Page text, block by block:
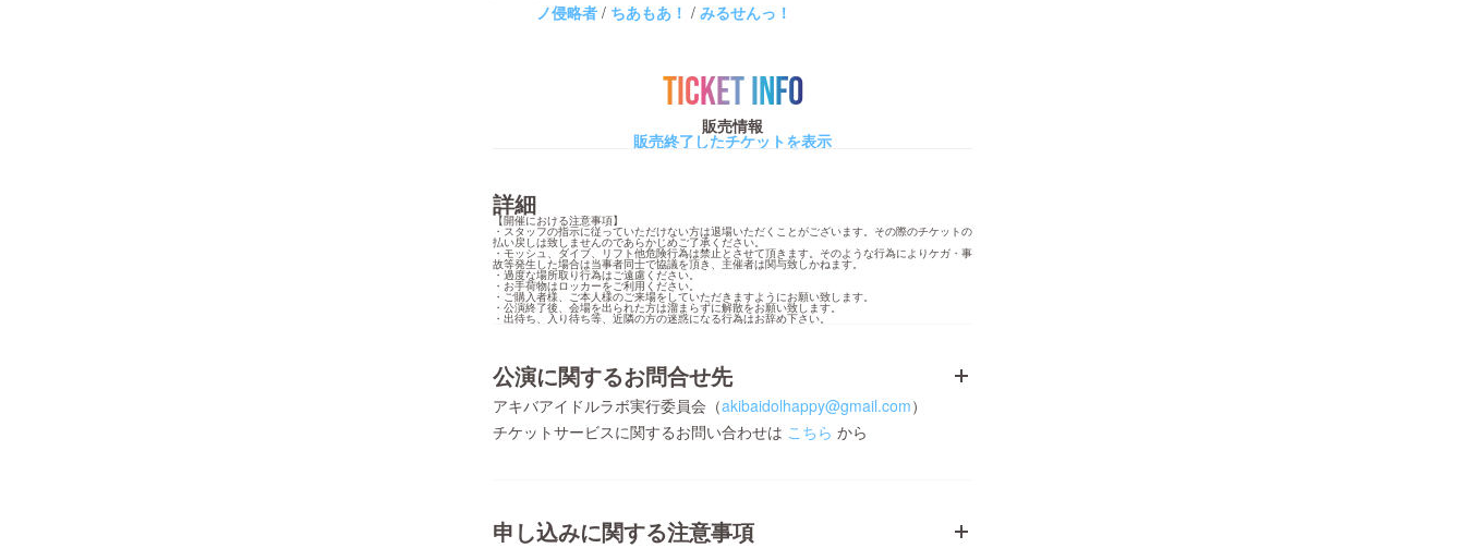
ノ侵略者 / ちあもあ！ / みるせんっ！
TICKET INFO
販売情報
販売終了したチケットを表示
詳細
【開催における注意事項】
・スタッフの指示に従っていただけない方は退場いただくことがございます。その際のチケットの
払い戻しは致しませんのであらかじめご了承ください。
・モッシュ、ダイブ、リフト他危険行為は禁止とさせて頂きます。そのような行為によりケガ・事
故等発生した場合は当事者同士で協議を頂き、主催者は関与致しかねます。
・過度な場所取り行為はご遠慮ください。
・お手荷物はロッカーをご利用ください。
・ご購入者様、ご本人様のご来場をしていただきますようにお願い致します。
・公演終了後、会場を出られた方は溜まらずに解散をお願い致します。
・出待ち、入り待ち等、近隣の方の迷惑になる行為はお辞め下さい。
公演に関するお問合せ先
アキバアイドルラボ実行委員会（akibaidolhappy@gmail.com）
チケットサービスに関するお問い合わせは こちら から
申し込みに関する注意事項